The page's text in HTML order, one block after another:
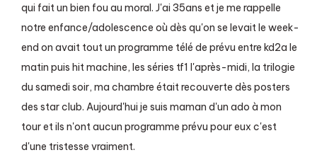
qui fait un bien fou au moral. J'ai 35ans et je me rappelle
notre enfance/adolescence où dès qu'on se levait le week-
end on avait tout un programme télé de prévu entre kd2a le
matin puis hit machine, les séries tf1 l'après-midi, la trilogie
du samedi soir, ma chambre était recouverte dès posters
des star club. Aujourd'hui je suis maman d'un ado à mon
tour et ils n'ont aucun programme prévu pour eux c'est
d'une tristesse vraiment.